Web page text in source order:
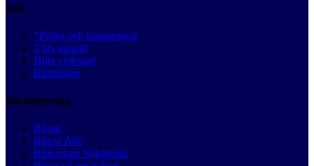
Info
*Priser och besparingar
3 års garanti
Hitta verkstad
Bilmärken
Bilrådgivning
Blogg
Bilens Abc
Billexikon Wikipedia